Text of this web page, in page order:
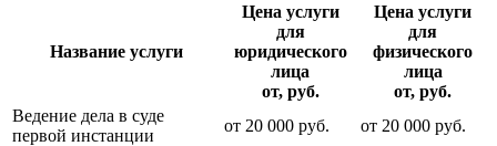
Название услуги
Цена услуги
для
юридического
лица
от, руб.
Цена услуги
для
физического
лица
от, руб.
Ведение дела в суде
первой инстанции
от 20 000 руб. от 20 000 руб.